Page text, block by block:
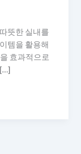
뜻한 실내를
템을 활용해
효과적으로